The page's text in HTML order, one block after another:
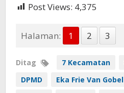
Post Views: 4,375
Halaman: 1 2 3
Ditag 7 Kecamatan
DPMD
Eka Frie Van Gobel